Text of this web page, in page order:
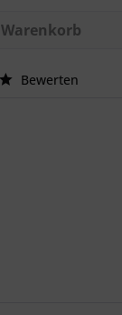
Warenkorb
Bewerten